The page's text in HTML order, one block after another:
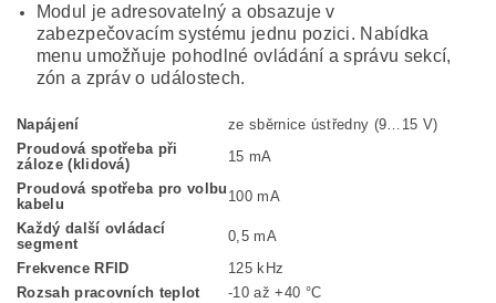
Modul je adresovatelný a obsazuje v
zabezpečovacím systému jednu pozici. Nabídka
menu umožňuje pohodlné ovládání a správu sekcí,
zón a zpráv o událostech.
Napájení
ze sběrnice ústředny (9…15 V)
Proudová spotřeba při
záloze (klidová)
15 mA
Proudová spotřeba pro volbu
kabelu
100 mA
Každý další ovládací
segment
0,5 mA
Frekvence RFID
125 kHz
Rozsah pracovních teplot
-10 až +40 °C